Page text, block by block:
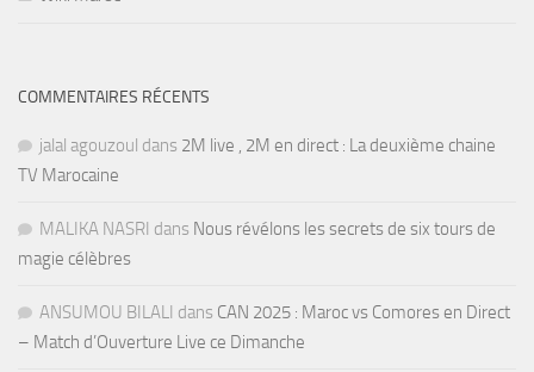
COMMENTAIRES RÉCENTS
jalal agouzoul dans 2M live , 2M en direct : La deuxième chaine
TV Marocaine
MALIKA NASRI dans Nous révélons les secrets de six tours de
magie célèbres
ANSUMOU BILALI dans CAN 2025 : Maroc vs Comores en Direct
– Match d’Ouverture Live ce Dimanche